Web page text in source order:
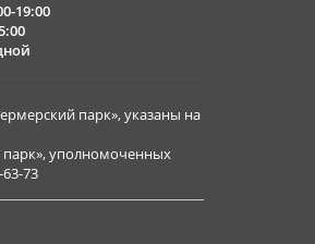
19:00
парк», указаны на
парк», уполномоченных
73